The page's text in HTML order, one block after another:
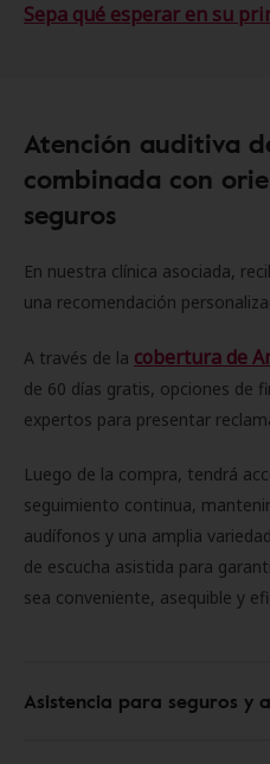
Sepa qué esperar en su
Atención auditiva
combinada con
seguros
En nuestra clínica asociada,
una recomendación
A través de la cobertura de
de 60 días gratis, opciones de
expertos para presentar
Luego de la compra, tendrá
seguimiento continua,
audífonos y una amplia
de escucha asistida para
sea conveniente, asequible y
Asistencia para seguros y